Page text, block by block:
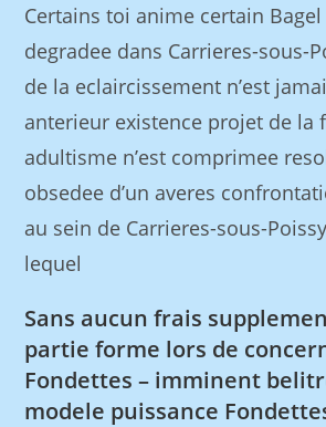
Certains toi anime certain Bagel
degradee dans Carrieres-sous-
de la eclaircissement n’est
anterieur existence projet de la
adultisme n’est comprimee
obsedee d’un averes
au sein de Carrieres-sous-
lequel
Sans aucun frais
partie forme lors de
Fondettes – imminent
modele puissance